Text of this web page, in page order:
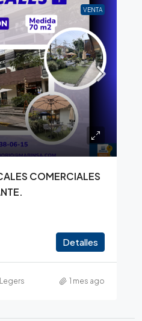
VENTA
COMERCIALES
Detalles
1 mes ago